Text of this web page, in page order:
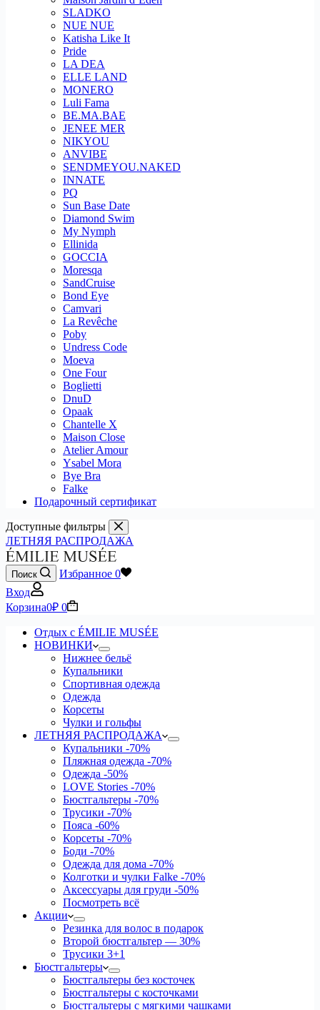
SLADKO
NUE NUE
Katisha Like It
Pride
LA DEA
ELLE LAND
MONERO
Luli Fama
BE.MA.BAE
JENEE MER
NIKYOU
ANVIBE
SENDMEYOU.NAKED
INNATE
PQ
Sun Base Date
Diamond Swim
My Nymph
Ellinida
GOCCIA
Moresqa
SandCruise
Bond Eye
Camvari
La Revêche
Poby
Undress Code
Moeva
One Four
Boglietti
DnuD
Opaak
Chantelle X
Maison Close
Atelier Amour
Ysabel Mora
Bye Bra
Falke
Подарочный сертификат
Доступные фильтры
ЛЕТНЯЯ РАСПРОДАЖА
Поиск Избранное 0
Вход
Корзина0₽ 0
Отдых с ÉMILIE MUSÉE
НОВИНКИ
Нижнее бельё
Купальники
Спортивная одежда
Одежда
Корсеты
Чулки и гольфы
ЛЕТНЯЯ РАСПРОДАЖА
Купальники -70%
Пляжная одежда -70%
Одежда -50%
LOVE Stories -70%
Бюстгальтеры -70%
Трусики -70%
Пояса -60%
Корсеты -70%
Боди -70%
Одежда для дома -70%
Колготки и чулки Falke -70%
Аксессуары для груди -50%
Посмотреть всё
Акции
Резинка для волос в подарок
Второй бюстгальтер — 30%
Трусики 3+1
Бюстгальтеры
Бюстгальтеры без косточек
Бюстгальтеры с косточками
Бюстгальтеры с мягкими чашками